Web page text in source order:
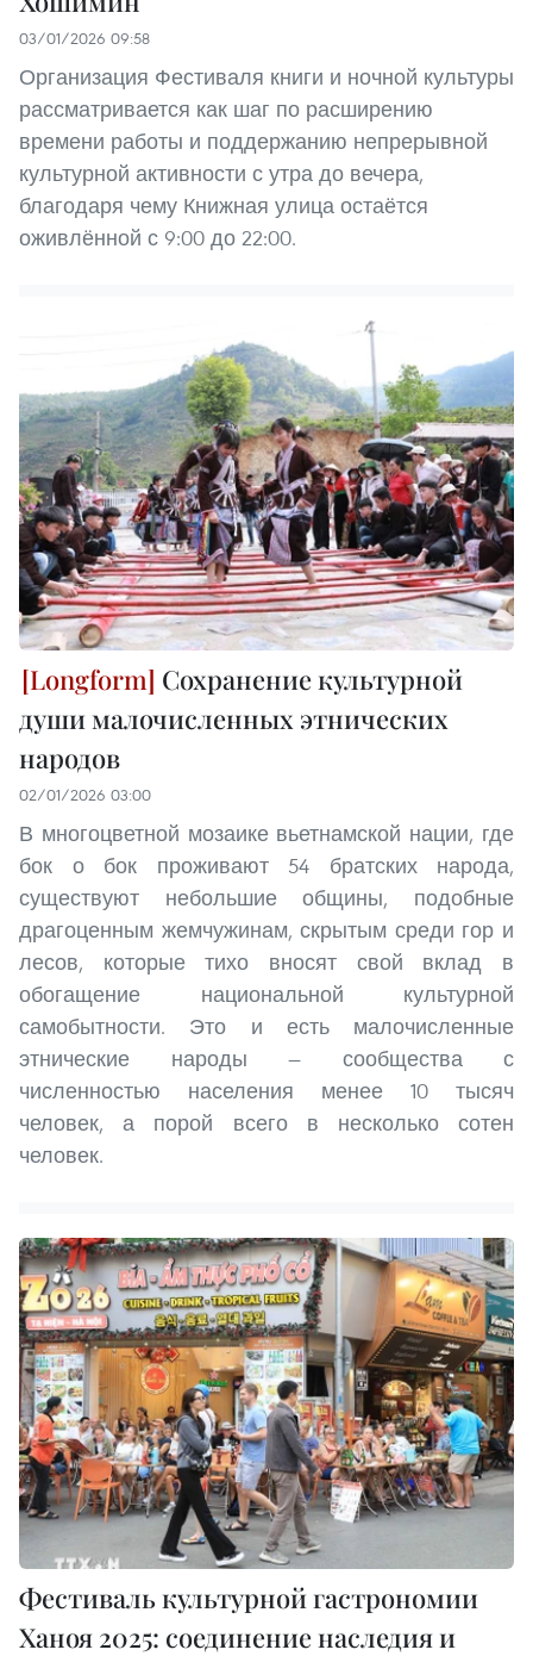
03/01/2026 09:58
Организация Фестиваля книги и ночной культуры
рассматривается как шаг по расширению
времени работы и поддержанию непрерывной
культурной активности с утра до вечера,
благодаря чему Книжная улица остаётся
оживлённой с 9:00 до 22:00.
Сохранение культурной
души малочисленных этнических
народов
02/01/2026 03:00
В многоцветной мозаике вьетнамской нации, где
бок о бок проживают 54 братских народа,
существуют небольшие общины, подобные
драгоценным жемчужинам, скрытым среди гор и
лесов, которые тихо вносят свой вклад в
обогащение национальной культурной
самобытности. Это и есть малочисленные
этнические народы — сообщества с
численностью населения менее 10 тысяч
человек, а порой всего в несколько сотен
человек.
Фестиваль культурной гастрономии
Ханоя 2025: соединение наследия и